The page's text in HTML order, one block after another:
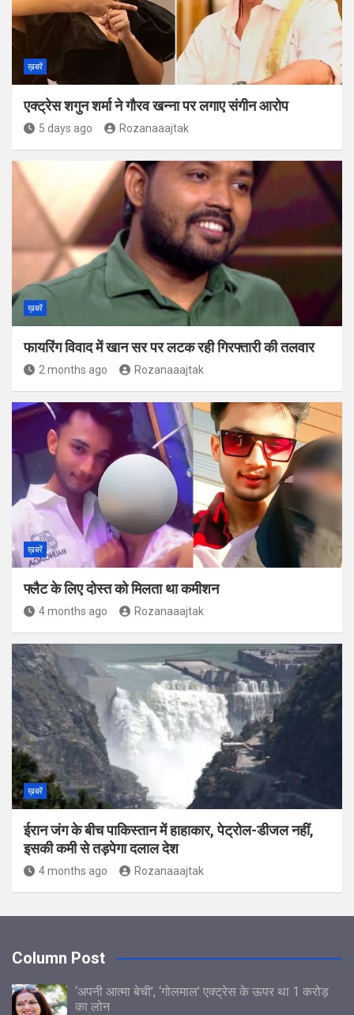
ख़बरें
एक्ट्रेस शगुन शर्मा ने गौरव खन्ना पर लगाए संगीन आरोप
5 days ago Rozanaaajtak
ख़बरें
फायरिंग विवाद में खान सर पर लटक रही गिरफ्तारी की तलवार
2 months ago Rozanaaajtak
ख़बरें
फ्लैट के लिए दोस्त को मिलता था कमीशन
4 months ago Rozanaaajtak
ख़बरें
ईरान जंग के बीच पाकिस्‍तान में हाहाकार, पेट्रोल-डीजल नहीं,
इसकी कमी से तड़पेगा दलाल देश
4 months ago Rozanaaajtak
Column Post
‘अपनी आत्मा बेची’, ‘गोलमाल’ एक्ट्रेस के ऊपर था 1 करोड़
का लोन